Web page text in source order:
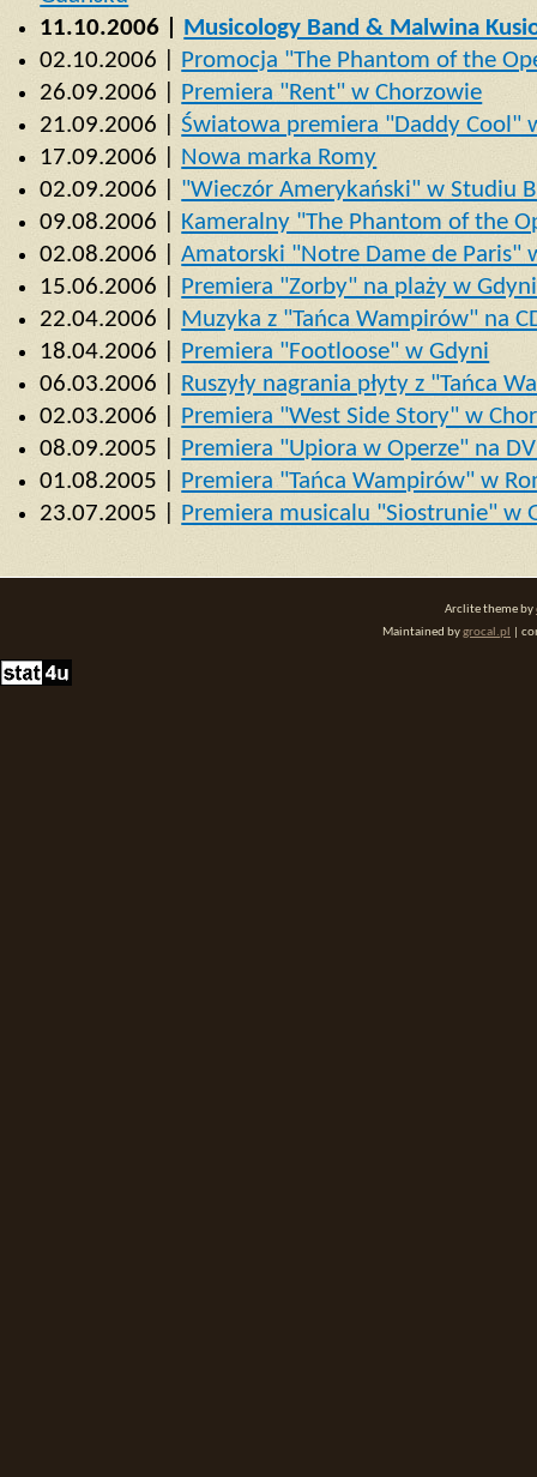
11.10.2006 |
Musicology Band & Malwina
02.10.2006 |
Promocja "The Phantom of the
26.09.2006 |
Premiera "Rent" w Chorzowie
21.09.2006 |Światowa premiera "Daddy Cool"
17.09.2006 |
Nowa marka Romy
02.09.2006 | "Wieczór Amerykański" w Studiu
09.08.2006 |
Kameralny "The Phantom of the
02.08.2006 |Amatorski "Notre Dame de Paris"
15.06.2006 |
Premiera "Zorby" na plaży w
22.04.2006 |
Muzyka z "Tańca Wampirów" na
18.04.2006 |
Premiera "Footloose" w Gdyni
06.03.2006 |
Ruszyły nagrania płyty z "Tańca
02.03.2006 |
Premiera "West Side Story" w
08.09.2005 |
Premiera "Upiora w Operze" na
01.08.2005 |
Premiera "Tańca Wampirów" w
23.07.2005 |
Premiera musicalu "Siostrunie" w
Arclite theme by
Maintained bygrocal.pl |